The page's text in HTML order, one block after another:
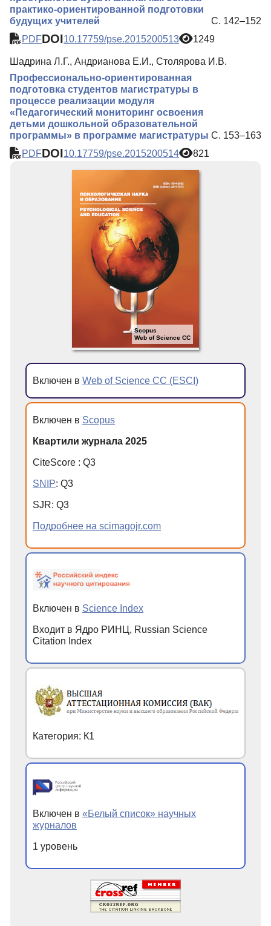
практико-ориентированной подготовки
будущих учителей
С. 142–152
PDFDOI10.17759/pse.2015200513 1249
Шадрина Л.Г., Андрианова Е.И., Столярова И.В.
Профессионально-ориентированная
подготовка студентов магистратуры в
процессе реализации модуля
«Педагогический мониторинг освоения
детьми дошкольной образовательной
программы» в программе магистратуры С. 153–163
PDFDOI10.17759/pse.2015200514 821
Scopus
Web of Science CC
Включен в Web of Science CC (ESCI)
Включен в Scopus
Квартили журнала 2025
CiteScore : Q3
SNIP: Q3
SJR: Q3
Подробнее на scimagojr.com
Включен в Science Index
Входит в Ядро РИНЦ, Russian Science
Citation Index
Категория: К1
Включен в «Белый список» научных
журналов
1 уровень